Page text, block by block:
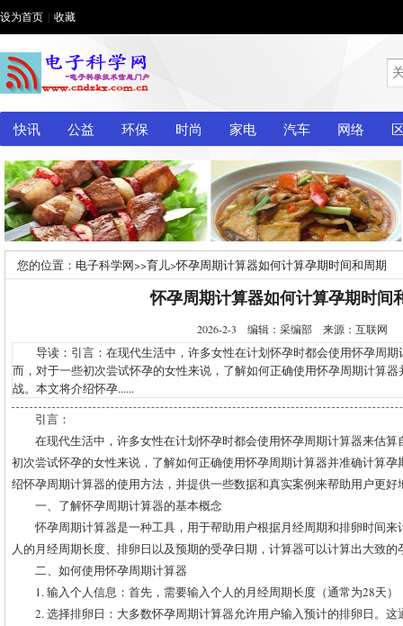
设为首页 收藏
快讯 公益 环保 时尚 家电 汽车 网络
您的位置： 电子科学网>>育儿>怀孕周期计算器如何计算孕期时间和周期
怀孕周期计算器如何计算孕期时间
2026-2-3 编辑：采编部 来源：互联网
导读：引言：在现代生活中，许多女性在计划怀孕时都会使用怀孕周期
而，对于一些初次尝试怀孕的女性来说，了解如何正确使用怀孕周期计算
战。本文将介绍怀孕......
引言：
在现代生活中，许多女性在计划怀孕时都会使用怀孕周期计算器来估
初次尝试怀孕的女性来说，了解如何正确使用怀孕周期计算器并准确计算
绍怀孕周期计算器的使用方法，并提供一些数据和真实案例来帮助用户更
一、了解怀孕周期计算器的基本概念
怀孕周期计算器是一种工具，用于帮助用户根据月经周期和排卵时间
人的月经周期长度、排卵日以及预期的受孕日期，计算器可以计算出大致的
二、如何使用怀孕周期计算器
1. 输入个人信息：首先，需要输入个人的月经周期长度（通常为28天
2. 选择排卵日：大多数怀孕周期计算器允许用户输入预计的排卵日。